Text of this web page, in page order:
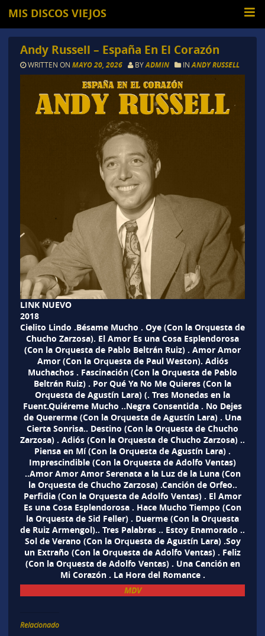
MIS DISCOS VIEJOS
Andy Russell – España En El Corazón
WRITTEN ON MAYO 20, 2026 BYADMIN IN ANDY RUSSELL
LINK NUEVO
2018
Cielito Lindo .Bésame Mucho . Oye (Con la Orquesta de
Chucho Zarzosa). El Amor Es una Cosa Esplendorosa
(Con la Orquesta de Pablo Beltrán Ruiz) . Amor Amor
Amor (Con la Orquesta de Paul Weston). Adiós
Muchachos . Fascinación (Con la Orquesta de Pablo
Beltrán Ruiz) . Por Qué Ya No Me Quieres (Con la
Orquesta de Agustín Lara) (. Tres Monedas en la
Fuent.Quiéreme Mucho ..Negra Consentida . No Dejes
de Quererme (Con la Orquesta de Agustín Lara) . Una
Cierta Sonrisa.. Destino (Con la Orquesta de Chucho
Zarzosa) . Adiós (Con la Orquesta de Chucho Zarzosa) ..
Piensa en Mí (Con la Orquesta de Agustín Lara) .
Imprescindible (Con la Orquesta de Adolfo Ventas)
..Amor Amor Amor Serenata a la Luz de la Luna (Con
la Orquesta de Chucho Zarzosa) .Canción de Orfeo..
Perfidia (Con la Orquesta de Adolfo Ventas) . El Amor
Es una Cosa Esplendorosa . Hace Mucho Tiempo (Con
la Orquesta de Sid Feller) . Duerme (Con la Orquesta
de Ruiz Armengol).. Tres Palabras .. Estoy Enamorado ..
Sol de Verano (Con la Orquesta de Agustín Lara) .Soy
un Extraño (Con la Orquesta de Adolfo Ventas) . Feliz
(Con la Orquesta de Adolfo Ventas) . Una Canción en
Mi Corazón . La Hora del Romance .
MDV
Relacionado